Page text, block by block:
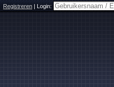
Registreren|Login: